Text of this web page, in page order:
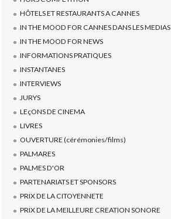
HÔTELS ET RESTAURANTS A CANNES
IN THE MOOD FOR CANNES DANS LES MEDIAS
IN THE MOOD FOR NEWS
INFORMATIONS PRATIQUES
INSTANTANES
INTERVIEWS
JURYS
LEçONS DE CINEMA
LIVRES
OUVERTURE (cérémonies/films)
PALMARES
PALMES D'OR
PARTENARIATS ET SPONSORS
PRIX DE LA CITOYENNETE
PRIX DE LA MEILLEURE CREATION SONORE